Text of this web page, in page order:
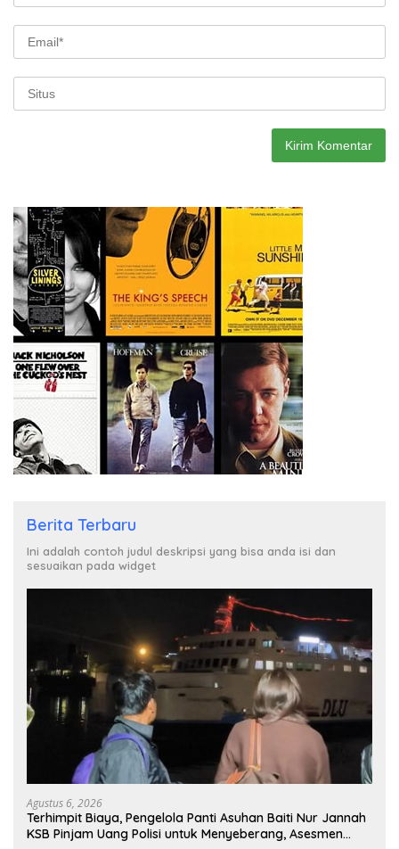
Berita Terbaru
Ini adalah contoh judul deskripsi yang bisa anda isi dan
sesuaikan pada widget
Agustus 6, 2026
Terhimpit Biaya, Pengelola Panti Asuhan Baiti Nur Jannah
KSB Pinjam Uang Polisi untuk Menyeberang, Asesmen